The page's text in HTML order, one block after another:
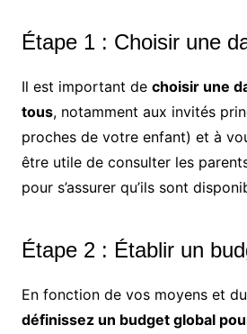
Étape 1 : Choisir une
Il est important de choisir une
tous, notamment aux invités
proches de votre enfant) et à
être utile de consulter les
pour s’assurer qu’ils sont
Étape 2 : Établir un
En fonction de vos moyens et
définissez un budget global